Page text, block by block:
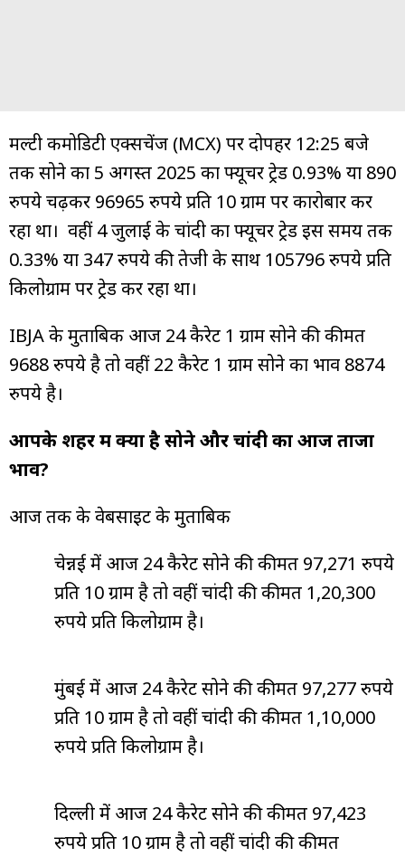
मल्टी कमोडिटी एक्सचेंज (MCX) पर दोपहर 12:25 बजे
तक सोने का 5 अगस्त 2025 का फ्यूचर ट्रेड 0.93% या 890
रुपये चढ़कर 96965 रुपये प्रति 10 ग्राम पर कारोबार कर
रहा था। वहीं 4 जुलाई के चांदी का फ्यूचर ट्रेड इस समय तक
0.33% या 347 रुपये की तेजी के साथ 105796 रुपये प्रति
किलोग्राम पर ट्रेड कर रहा था।
IBJA के मुताबिक आज 24 कैरेट 1 ग्राम सोने की कीमत
9688 रुपये है तो वहीं 22 कैरेट 1 ग्राम सोने का भाव 8874
रुपये है।
आपके शहर में क्या है सोने और चांदी का आज ताजा
भाव?
आज तक के वेबसाइट के मुताबिक
चेन्नई में आज 24 कैरेट सोने की कीमत 97,271 रुपये
प्रति 10 ग्राम है तो वहीं चांदी की कीमत 1,20,300
रुपये प्रति किलोग्राम है।
मुंबई में आज 24 कैरेट सोने की कीमत 97,277 रुपये
प्रति 10 ग्राम है तो वहीं चांदी की कीमत 1,10,000
रुपये प्रति किलोग्राम है।
दिल्ली में आज 24 कैरेट सोने की कीमत 97,423
रुपये प्रति 10 ग्राम है तो वहीं चांदी की कीमत